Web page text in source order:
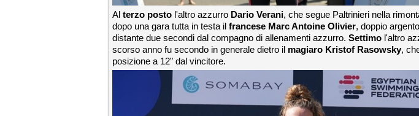
Al terzo posto l'altro azzurro Dario Verani, che segue Paltrinieri nella
dopo una gara tutta in testa il francese Marc Antoine Olivier, doppio
distante due secondi dal compagno di allenamenti azzurro. Settimo l'altro
scorso anno fu secondo in generale dietro il magiaro Kristof Rasowsky,
posizione a 12" dal vincitore.